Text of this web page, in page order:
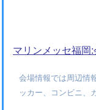
マリンメッセ福岡:
会場情報では周辺情
ッカー、コンビニ、